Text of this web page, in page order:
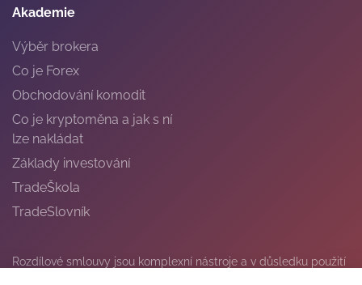
Akademie
Výběr brokera
Co je Forex
Obchodování komodit
Co je kryptoměna a jak s ní
lze nakládat
Základy investování
TradeŠkola
TradeSlovník
Rozdílové smlouvy jsou komplexní nástroje a v důsledku použití